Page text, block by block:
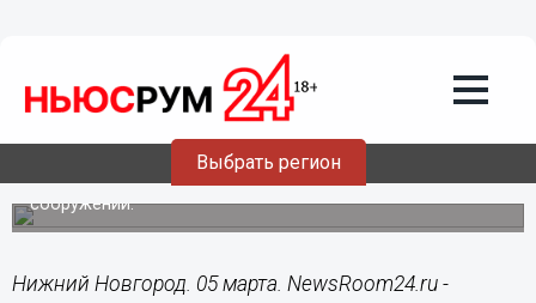
Выбрать регион
05.03.202115:24
Директор АО «Выксунский водоканал»
Сергей Койшев покидает пост
В городе были нарушены сроки реконструкции очистных
сооружений.
Нижний Новгород. 05 марта. NewsRoom24.ru -